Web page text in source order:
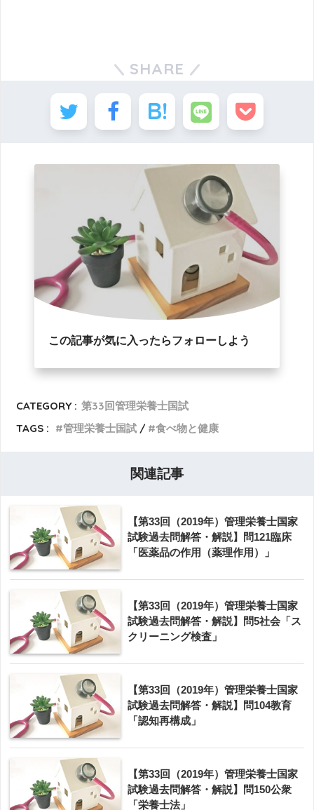
SHARE
この記事が気に入ったらフォローしよう
CATEGORY : 第33回管理栄養士国試
TAGS :
管理栄養士国試 食べ物と健康
関連記事
【第33回（2019年）管理栄養士国家
試験過去問解答・解説】問121臨床
「医薬品の作用（薬理作用）」
【第33回（2019年）管理栄養士国家
試験過去問解答・解説】問5社会「ス
クリーニング検査」
【第33回（2019年）管理栄養士国家
試験過去問解答・解説】問104教育
「認知再構成」
【第33回（2019年）管理栄養士国家
試験過去問解答・解説】問150公衆
「栄養士法」